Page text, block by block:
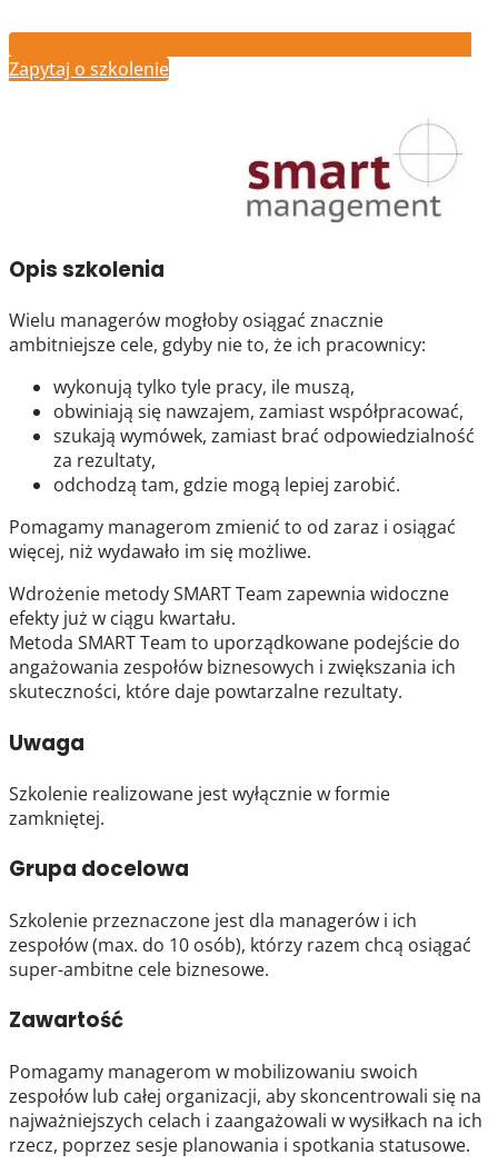
Zapytaj o szkolenie
Opis szkolenia
Wielu managerów mogłoby osiągać znacznie
ambitniejsze cele, gdyby nie to, że ich pracownicy:
wykonują tylko tyle pracy, ile muszą,
obwiniają się nawzajem, zamiast współpracować,
szukają wymówek, zamiast brać odpowiedzialność
za rezultaty,
odchodzą tam, gdzie mogą lepiej zarobić.
Pomagamy managerom zmienić to od zaraz i osiągać
więcej, niż wydawało im się możliwe.
Wdrożenie metody SMART Team zapewnia widoczne
efekty już w ciągu kwartału.
Metoda SMART Team to uporządkowane podejście do
angażowania zespołów biznesowych i zwiększania ich
skuteczności, które daje powtarzalne rezultaty.
Uwaga
Szkolenie realizowane jest wyłącznie w formie
zamkniętej.
Grupa docelowa
Szkolenie przeznaczone jest dla managerów i ich
zespołów (max. do 10 osób), którzy razem chcą osiągać
super-ambitne cele biznesowe.
Zawartość
Pomagamy managerom w mobilizowaniu swoich
zespołów lub całej organizacji, aby skoncentrowali się na
najważniejszych celach i zaangażowali w wysiłkach na ich
rzecz, poprzez sesje planowania i spotkania statusowe.